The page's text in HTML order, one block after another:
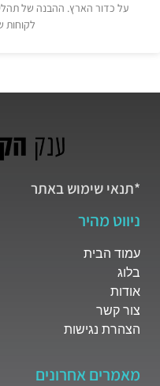
על כדור הארץ. ההבנה של
לקוחות
*תנאי שימוש באתר
ניווט מהיר
עמוד הבית
בלוג
אודות
צור קשר
הצהרת נגישות
מאמרים אחרונים